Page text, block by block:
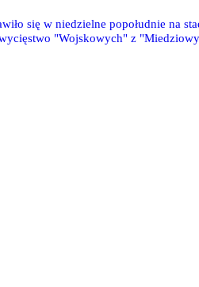
się w niedzielne popołudnie na
"Wojskowych" z